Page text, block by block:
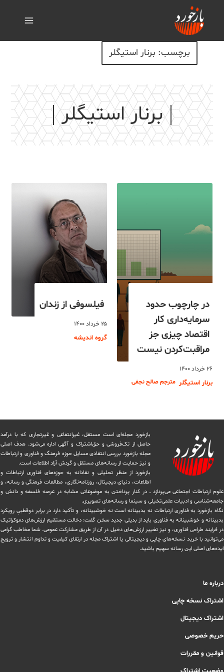
برچسب: برنار استیگلر
برنار استیگلر
در چارچوب حدود
سرمایه‌داری کار
اقتصاد چیزی جز
مراقبت‌کردن نیست
۲۶ خرداد ۱۴۰۰
برنار استیگلر مترجم صالح نجفی
فیلسوفی از زندان
۲۵ خرداد ۱۴۰۰
گروه اندیشه
بازخورد مجله‌ای است مستقل، غیرانتفاعی و غیرتجاری که با درآمد
حاصل از تک‌فروشی و حق‌اشتراک و آگهی اداره می‌شود. ‏هدف اصلی
مجله بازخورد بررسی انتقادی مسایل حوزه فرهنگ و فناوری و ارتباطات
و نیز حمایت از رسانه‌های مستقل و‌ گردش ‏آزاد اطلاعات است.
بازخورد از منظر تحلیلی و نقادانه به حوزه‌های فناوری ارتباطات و
اطلاعات، دنیای دیجیتال، روزنامه‌نگاری، ‏مطالعات فرهنگی و رسانه، و
علوم ارتباطات اجتماعی می‌پردازد ــ در کنار پرداختن به موضوعاتی مشابه در عرصه فلسفه و دانش و
‏جامعه‌شناسی و ادبیات علمی‌تخیلی و سینما و رسانه‌های تصویری.
نگاه بازخورد به فناوری ارتباطات نه بدبینانه است نه خوشبینانه، و تأکید دارد ‏در برابر دوقطبیِ رویکرد
بدبینانه و خوشبینانه به فناوری باید از بدیلی جدید سخن گفت: دخالت مستقیم ارزش‌های دموکراتیک
در ‏فرایند طراحی فناوری، و نیز تغییر ارزش‌های دخيل در آن از طریق مشاركت عمومی. شما مخاطب گرامی
می‌توانید با خرید نسخه‌های چاپی و دیجیتالی یا ‏اشتراک مجله در ارتقای کیفیت و تداوم انتشار و ترویج
ایده‌های اصلی این رسانه سهیم باشید.
درباره ما
اشتراک نسخه چاپی
اشتراک دیجیتال
حریم خصوصی
قوانین و مقررات